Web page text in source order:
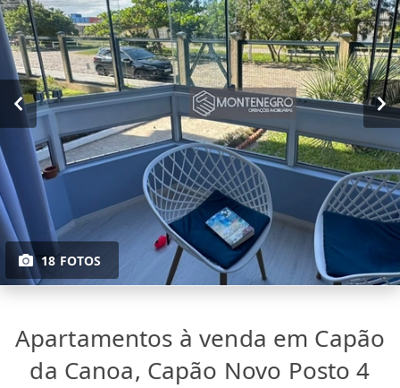
18 FOTOS
Apartamentos à venda em Capão
da Canoa, Capão Novo Posto 4